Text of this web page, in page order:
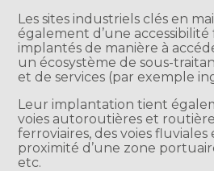
Les sites industriels clés en
également d’une accessibilité
implantés de manière à
un écosystème de sous-
et de services (par exemple
Leur implantation tient
voies autoroutières et
ferroviaires, des voies fluviales
proximité d’une zone
etc.